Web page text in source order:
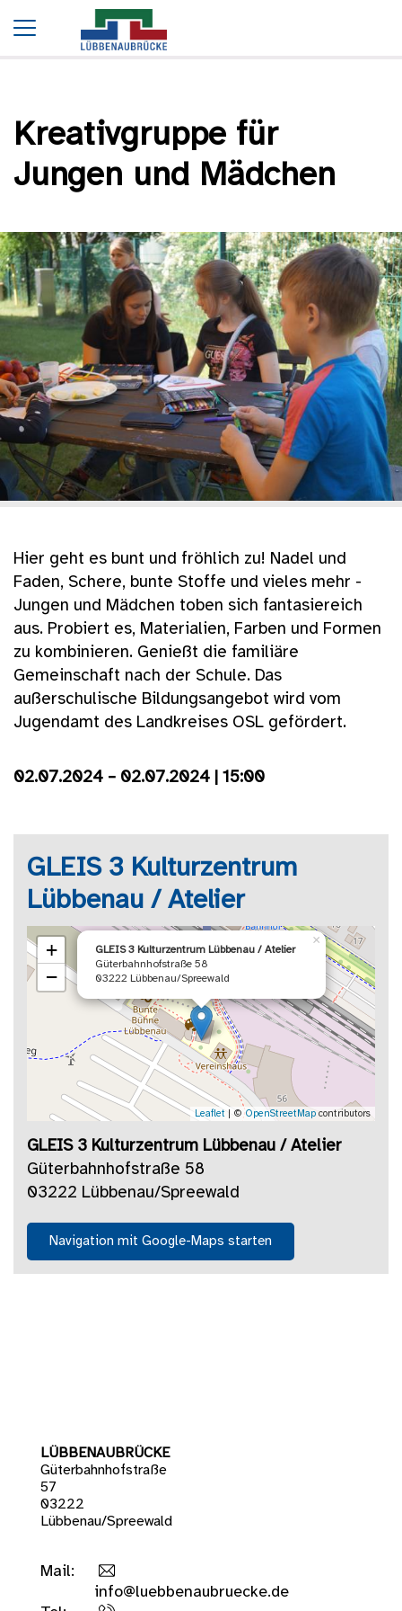
Startseite
Termine
Kreativgruppe für Jungen und Mädchen
Kreativgruppe für
Jungen und Mädchen
Hier geht es bunt und fröhlich zu! Nadel und
Faden, Schere, bunte Stoffe und vieles mehr -
Jungen und Mädchen toben sich fantasiereich
aus. Probiert es, Materialien, Farben und Formen
zu kombinieren. Genießt die familiäre
Gemeinschaft nach der Schule. Das
außerschulische Bildungsangebot wird vom
Jugendamt des Landkreises OSL gefördert.
02.07.2024 – 02.07.2024 | 15:00
GLEIS 3 Kulturzentrum
Lübbenau / Atelier
GLEIS 3 Kulturzentrum Lübbenau / Atelier
Güterbahnhofstraße 58
03222 Lübbenau/Spreewald
×
+
−
Leaflet | ©OpenStreetMap contributors
GLEIS 3 Kulturzentrum Lübbenau / Atelier
Güterbahnhofstraße 58
03222 Lübbenau/Spreewald
Navigation mit Google-Maps starten
LÜBBENAUBRÜCKE
Güterbahnhofstraße
57
03222
Lübbenau/Spreewald
Mail:
info@luebbenaubruecke.de